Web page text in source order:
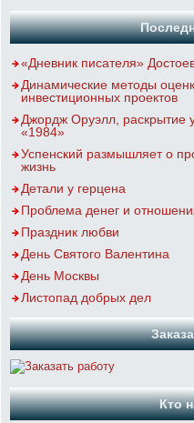
«Дневник писателя»
Динамические методы
инвестиционных проектов
Джордж Оруэлл, раскрытие
«1984»
Успенский размышляет о
жизнь
Детали у герцена
Проблема денег и
Праздник любви
День Святого Валентина
День Москвы
Листопад добрых дел
Кто